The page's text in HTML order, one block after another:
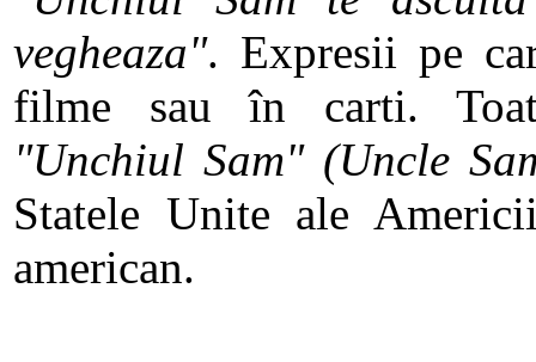
vegheaza". Expresii pe
filme sau în carti.
"Unchiul Sam" (Uncle
Statele Unite ale
american.